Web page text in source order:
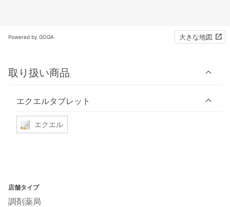
Powered by GOGA 大きな地図
取り扱い商品
エクエルタブレット
エクエル
店舗タイプ
調剤薬局